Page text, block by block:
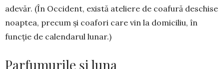
adevăr. (În Occi­dent, există ateliere de coafură des­chise
noaptea, precum și coafori care vin la do­mi­ciliu, în
funcție de calendarul lu­nar.)
Parfumurile și luna